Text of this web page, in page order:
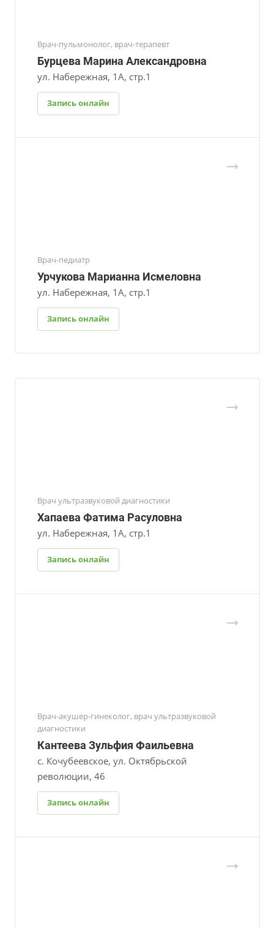
Врач-пульмонолог, врач-терапевт
Бурцева Марина Александровна
ул. Набережная, 1А, стр.1
Запись онлайн
Врач-педиатр
Урчукова Марианна Исмеловна
ул. Набережная, 1А, стр.1
Запись онлайн
Врач ультразвуковой диагностики
Хапаева Фатима Расуловна
ул. Набережная, 1А, стр.1
Запись онлайн
Врач-акушер-гинеколог, врач ультразвуковой
диагностики
Кантеева Зульфия Фаильевна
с. Кочубеевское, ул. Октябрьской
революции, 46
Запись онлайн